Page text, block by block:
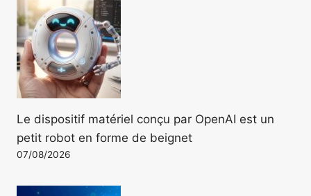
Le dispositif matériel conçu par OpenAI est un
petit robot en forme de beignet
07/08/2026